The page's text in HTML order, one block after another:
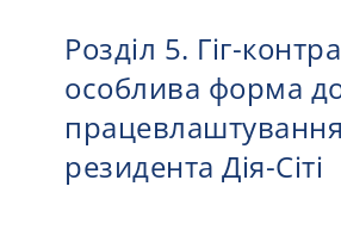
Розділ 5. Гіг-
особлива форма
резидента Дія-Сіті